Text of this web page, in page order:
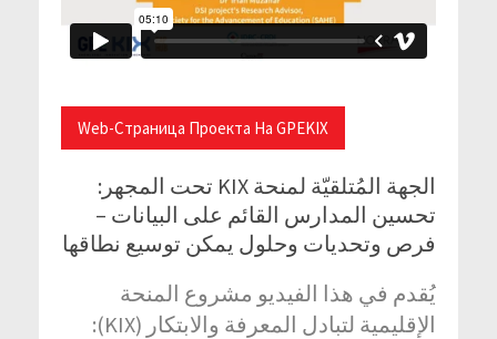
Web-Страница Проекта На GPEKIX
الجهة المُتلقيّة لمنحة KIX تحت المجهر:
تحسين المدارس القائم على البيانات –
فرص وتحديات وحلول يمكن توسيع نطاقها
يُقدم في هذا الفيديو مشروع المنحة
الإقليمية لتبادل المعرفة والابتكار (KIX):